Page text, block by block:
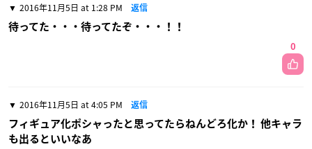
2016年11月5日 at 1:28 PM 返信
待ってた・・・待ってたぞ・・・！！
0
2016年11月5日 at 4:05 PM 返信
フィギュア化ポシャったと思ってたらねんどろ化か！ 他キャラ
も出るといいなあ